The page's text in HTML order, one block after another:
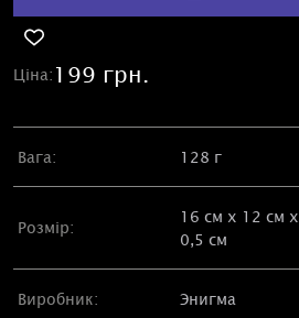
Ціна: 199 грн.
Вага: 128 г
Розмір:
16 см х 12 см х
0,5 см
Виробник: Энигма